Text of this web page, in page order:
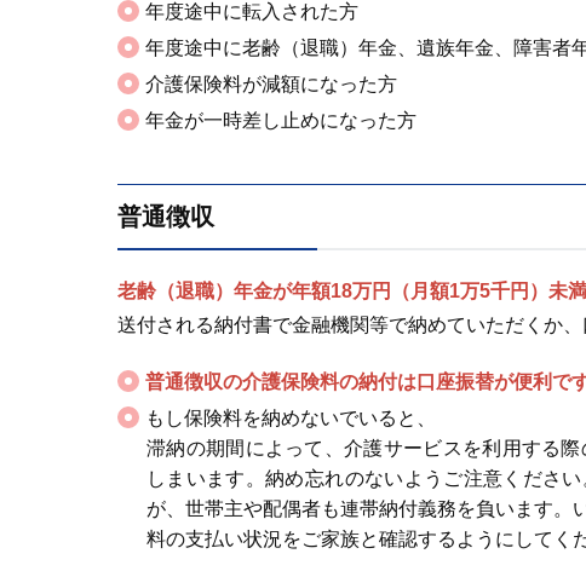
年度途中に転入された方
年度途中に老齢（退職）年金、遺族年金、障害者
介護保険料が減額になった方
年金が一時差し止めになった方
普通徴収
老齢（退職）年金が年額18万円（月額1万5千円）未
送付される納付書で金融機関等で納めていただくか
普通徴収の介護保険料の納付は口座振替が便利です
もし保険料を納めないでいると、
滞納の期間によって、介護サービスを利用する
しまいます。納め忘れのないようご注意くださ
が、世帯主や配偶者も連帯納付義務を負います
料の支払い状況をご家族と確認するようにしてく